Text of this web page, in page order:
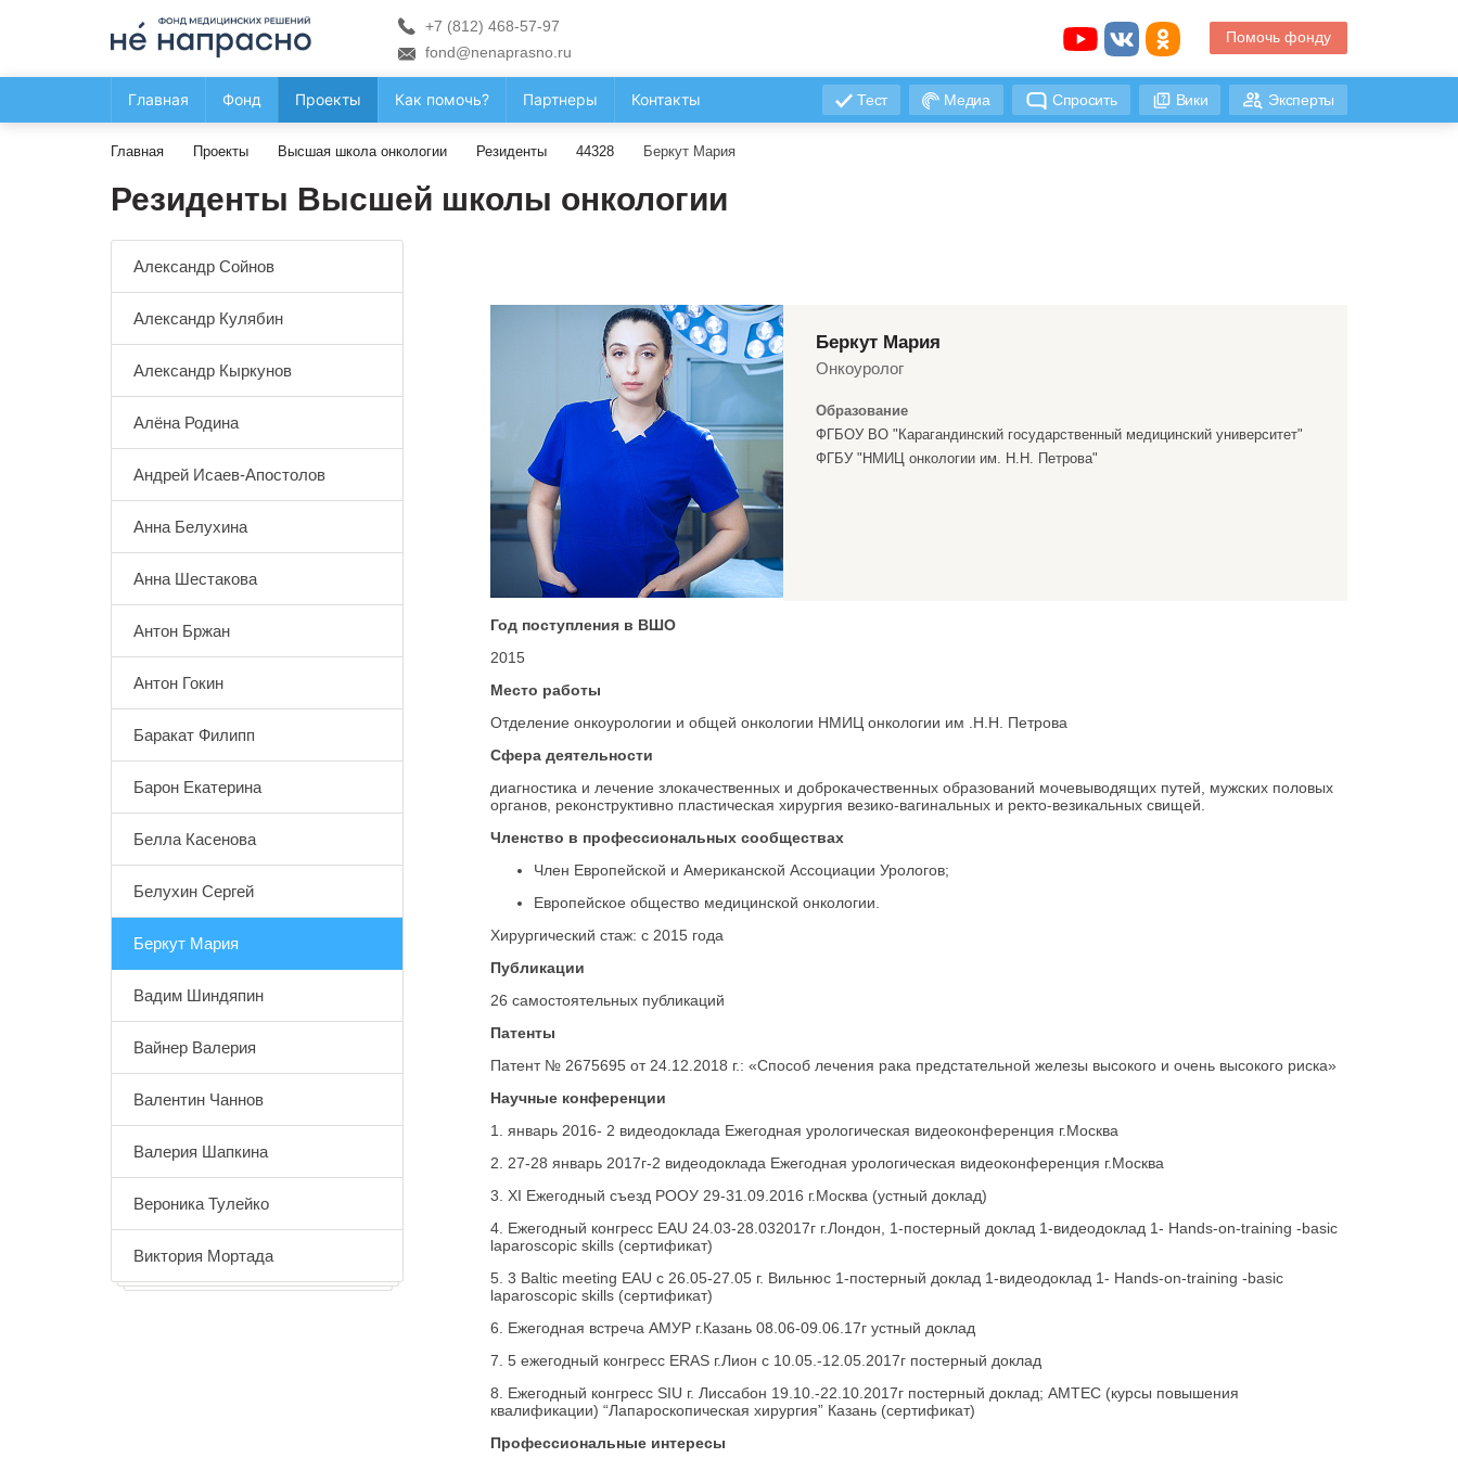
+7 (812) 468-57-97
fond@nenaprasno.ru
Помочь фонду
Главная Фонд Проекты Как помочь? Партнеры Контакты Тест Медиа Спросить Вики Эксперты
Главная Проекты Высшая школа онкологии Резиденты 44328 Беркут Мария
Резиденты Высшей школы онкологии
Александр Сойнов
Александр Кулябин
Александр Кыркунов
Алёна Родина
Андрей Исаев-Апостолов
Анна Белухина
Анна Шестакова
Антон Бржан
Антон Гокин
Баракат Филипп
Барон Екатерина
Белла Касенова
Белухин Сергей
Беркут Мария
Вадим Шиндяпин
Вайнер Валерия
Валентин Чаннов
Валерия Шапкина
Вероника Тулейко
Виктория Мортада
Беркут Мария
Онкоуролог
Образование
ФГБОУ ВО "Карагандинский государственный медицинский университет"
ФГБУ "НМИЦ онкологии им. Н.Н. Петрова"
Год поступления в ВШО
2015
Место работы
Отделение онкоурологии и общей онкологии НМИЦ онкологии им .Н.Н. Петрова
Сфера деятельности
диагностика и лечение злокачественных и доброкачественных образований мочевыводящих путей, мужских половых
органов, реконструктивно пластическая хирургия везико-вагинальных и ректо-везикальных свищей.
Членство в профессиональных сообществах
Член Европейской и Американской Ассоциации Урологов;
Европейское общество медицинской онкологии.
Хирургический стаж: с 2015 года
Публикации
26 самостоятельных публикаций
Патенты
Патент № 2675695 от 24.12.2018 г.: «Способ лечения рака предстательной железы высокого и очень высокого риска»
Научные конференции
1. январь 2016- 2 видеодоклада Ежегодная урологическая видеоконференция г.Москва
2. 27-28 январь 2017г-2 видеодоклада Ежегодная урологическая видеоконференция г.Москва
3. XI Ежегодный съезд РООУ 29-31.09.2016 г.Москва (устный доклад)
4. Ежегодный конгресс EAU 24.03-28.032017г г.Лондон, 1-постерный доклад 1-видеодоклад 1- Hands-on-training -basic
laparoscopic skills (сертификат)
5. 3 Baltic meeting EAU с 26.05-27.05 г. Вильнюс 1-постерный доклад 1-видеодоклад 1- Hands-on-training -basic
laparoscopic skills (сертификат)
6. Ежегодная встреча АМУР г.Казань 08.06-09.06.17г устный доклад
7. 5 ежегодный конгресс ERAS г.Лион с 10.05.-12.05.2017г постерный доклад
8. Ежегодный конгресс SIU г. Лиссабон 19.10.-22.10.2017г постерный доклад; AMTEC (курсы повышения
квалификации) “Лапароскопическая хирургия” Казань (сертификат)
Профессиональные интересы